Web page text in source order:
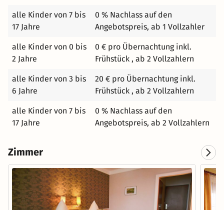
alle Kinder von 7 bis
17 Jahre
0 % Nachlass auf den
Angebotspreis, ab 1 Vollzahler
alle Kinder von 0 bis
2 Jahre
0 € pro Übernachtung inkl.
Frühstück , ab 2 Vollzahlern
alle Kinder von 3 bis
6 Jahre
20 € pro Übernachtung inkl.
Frühstück , ab 2 Vollzahlern
alle Kinder von 7 bis
17 Jahre
0 % Nachlass auf den
Angebotspreis, ab 2 Vollzahlern
Zimmer